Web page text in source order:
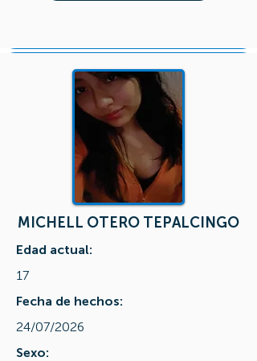
MICHELL OTERO TEPALCINGO
Edad actual:
17
Fecha de hechos:
24/07/2026
Sexo: